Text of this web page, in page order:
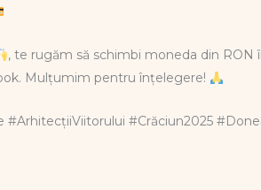
, te rugăm să schimbi moneda din RON
Mulțumim pentru înțelegere!
#Crăciun2025